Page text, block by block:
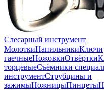
Слесарный инструмент
МолоткиНапильникиКлючи
гаечныеНожовкиОтвёртки
торцевыеСъёмники
инструментСтрубцины и
зажимыНожницыПинцеты